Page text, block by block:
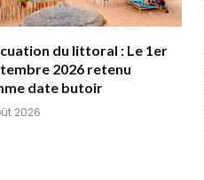
du littoral : Le 1er
2026 retenu
date butoir
2026